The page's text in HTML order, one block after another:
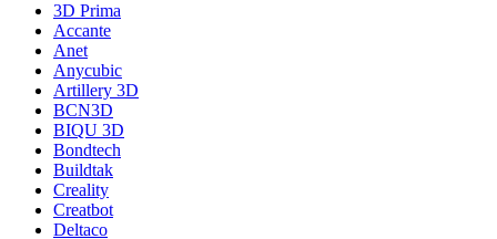
3D Prima
Accante
Anet
Anycubic
Artillery 3D
BCN3D
BIQU 3D
Bondtech
Buildtak
Creality
Creatbot
Deltaco